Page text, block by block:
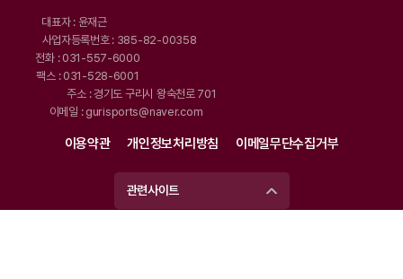
대표자 : 윤재근
사업자등록번호 : 385-82-00358
전화 : 031-557-6000
팩스 : 031-528-6001
주소 : 경기도 구리시 왕숙천로 701
이메일 : gurisports@naver.com
이용약관 개인정보처리방침 이메일무단수집거부
관련사이트